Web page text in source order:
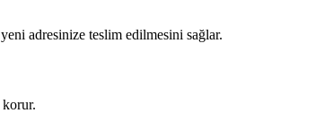
yeni adresinize teslim edilmesini sağlar.